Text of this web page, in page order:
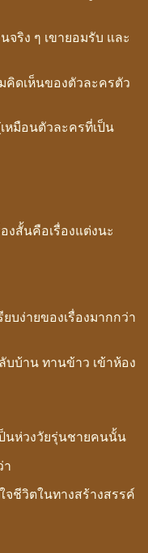
ริง ๆ เขายอมรับ และ
คิดเห็นของตัวละครตัว
หมือนตัวละครที่เป็น
งสั้นคือเรื่องแต่งนะ
บง่ายของเรื่องมากกว่า
บบ้าน ทานข้าว เข้าห้อง
นห่วงวัยรุ่นชายคนนั้น
า
จชีวิตในทางสร้างสรรค์